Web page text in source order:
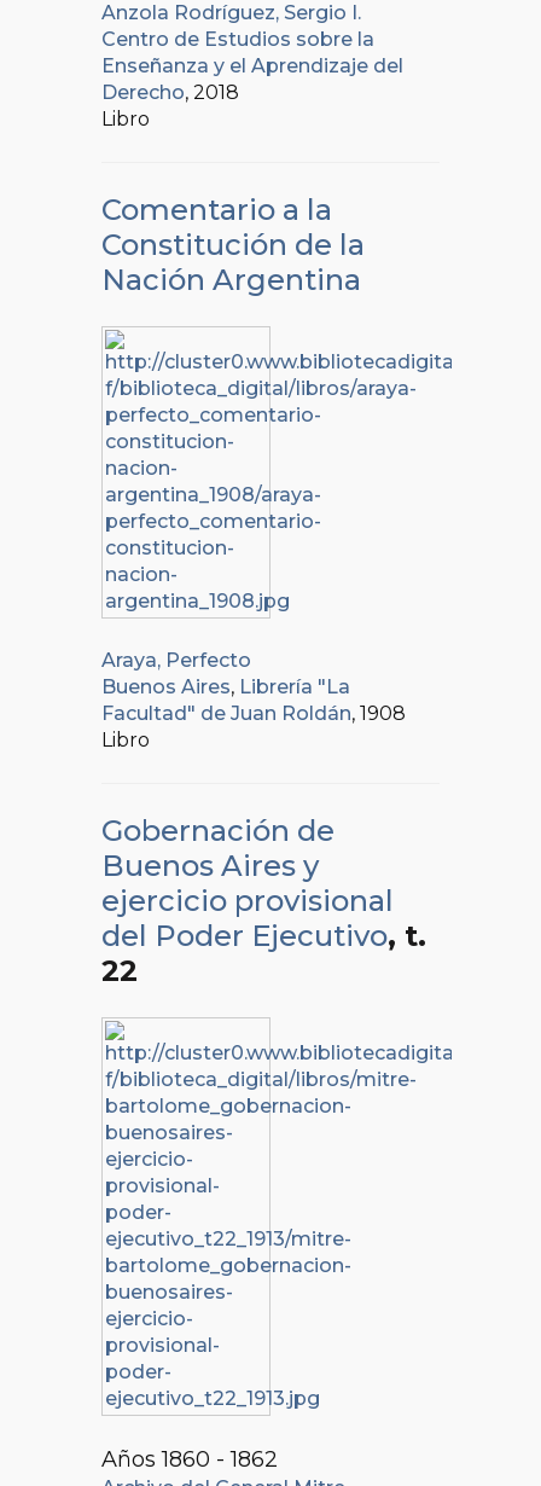
Anzola Rodríguez, Sergio I.
Centro de Estudios sobre la
Enseñanza y el Aprendizaje del
Derecho, 2018
Libro
Comentario a la
Constitución de la
Nación Argentina
Araya, Perfecto
Buenos Aires, Librería "La
Facultad" de Juan Roldán, 1908
Libro
Gobernación de
Buenos Aires y
ejercicio provisional
del Poder Ejecutivo, t.
22
Años 1860 - 1862